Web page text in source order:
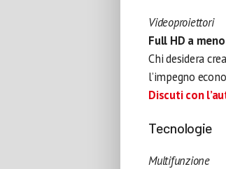
Videoproiettori
Full HD a
Chi desidera
l’impegno
Discuti con
Tecnologie
Multifunzione